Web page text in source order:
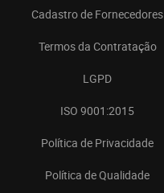
Cadastro de Fornecedores
Termos da Contratação
LGPD
ISO 9001:2015
Política de Privacidade
Política de Qualidade